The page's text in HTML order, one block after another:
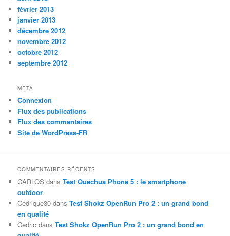
février 2013
janvier 2013
décembre 2012
novembre 2012
octobre 2012
septembre 2012
MÉTA
Connexion
Flux des publications
Flux des commentaires
Site de WordPress-FR
COMMENTAIRES RÉCENTS
CARLOS dansTest Quechua Phone 5 : le smartphone
outdoor
Cedrique30 dansTest Shokz OpenRun Pro 2 : un grand bond
en qualité
Cedric dansTest Shokz OpenRun Pro 2 : un grand bond en